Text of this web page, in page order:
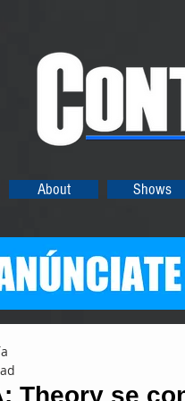
About Shows
Theory se